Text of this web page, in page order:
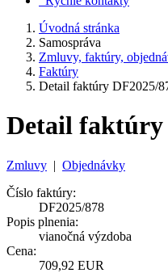
Úvodná stránka
Samospráva
Zmluvy, faktúry,
Faktúry
Detail faktúry DF2025/
Detail faktúry
Zmluvy | Objednávky
Číslo faktúry:
DF2025/878
Popis plnenia:
vianočná výzdoba
Cena:
709,92 EUR